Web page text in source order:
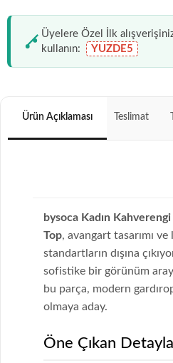
Üyelere Özel İlk
kullanın:
YUZDE5
Ürün Açıklaması Teslimat
bysoca Kadın
Top, avangart tasarımı
standartların dışına
sofistike bir görünüm
bu parça, modern
olmaya aday.
Öne Çıkan